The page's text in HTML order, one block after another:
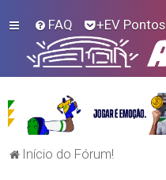
FAQ +EV Pontos
Início do Fórum!